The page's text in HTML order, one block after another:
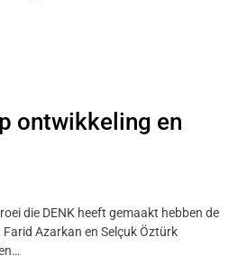
ontwikkeling en
die DENK heeft gemaakt hebben de
Azarkan en Selçuk Öztürk